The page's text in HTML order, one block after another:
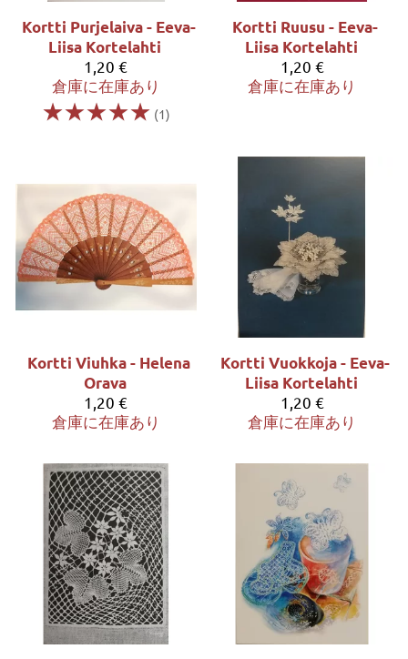
Kortti Purjelaiva - Eeva-
Liisa Kortelahti
1,20 €
倉庫に在庫あり
☆☆☆☆☆ (1)
Kortti Ruusu - Eeva-
Liisa Kortelahti
1,20 €
倉庫に在庫あり
Kortti Viuhka - Helena
Orava
1,20 €
倉庫に在庫あり
Kortti Vuokkoja - Eeva-
Liisa Kortelahti
1,20 €
倉庫に在庫あり